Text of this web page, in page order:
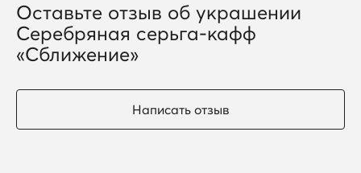
Оставьте отзыв об украшении
Серебряная серьга-кафф
«Сближение»
Написать отзыв